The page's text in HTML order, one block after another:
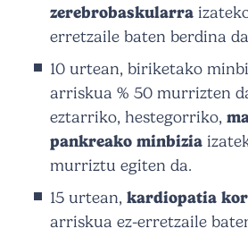
zerebrobaskularra
erretzaile baten berdina
10 urtean, biriketako
arriskua % 50 murrizten
eztarriko, hestegorriko,
pankreako minbizia
murriztu egiten da.
15 urtean, kardiopatia
arriskua ez-erretzaile